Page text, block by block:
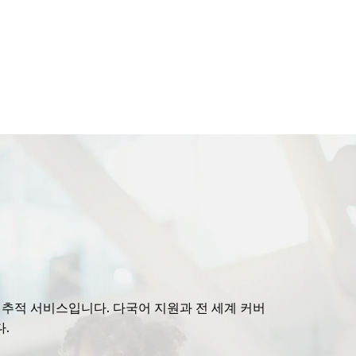
서비스입니다. 다국어 지원과 전 세계 커버
.